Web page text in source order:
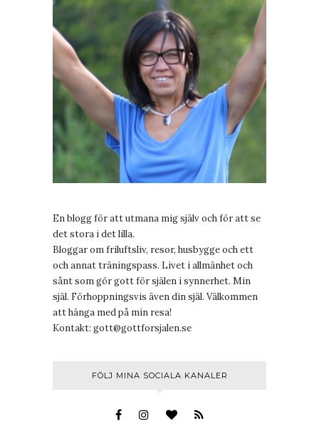
En blogg för att utmana mig själv och för att se
det stora i det lilla.
Bloggar om friluftsliv, resor, husbygge och ett
och annat träningspass. Livet i allmänhet och
sånt som gör gott för själen i synnerhet. Min
själ. Förhoppningsvis även din själ. Välkommen
att hänga med på min resa!
Kontakt: gott@gottforsjalen.se
FÖLJ MINA SOCIALA KANALER